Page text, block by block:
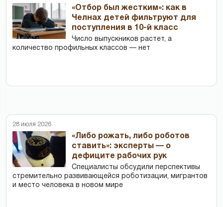
«Отбор был жестким»: как в
Челнах детей фильтруют для
поступления в 10-й класс
Число выпускников растет, а
количество профильных классов — нет
28 июля 2026
«Либо рожать, либо роботов
ставить»: эксперты — о
дефиците рабочих рук
Специалисты обсудили перспективы
стремительно развивающейся роботизации, мигрантов
и место человека в новом мире